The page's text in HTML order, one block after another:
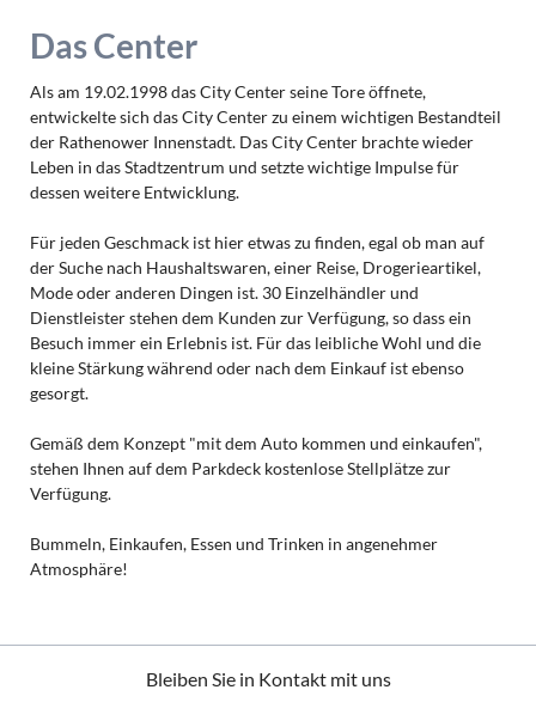
Das Center
Als am 19.02.1998 das City Center seine Tore öffnete,
entwickelte sich das City Center zu einem wichtigen Bestandteil
der Rathenower Innenstadt. Das City Center brachte wieder
Leben in das Stadtzentrum und setzte wichtige Impulse für
dessen weitere Entwicklung.
Für jeden Geschmack ist hier etwas zu finden, egal ob man auf
der Suche nach Haushaltswaren, einer Reise, Drogerieartikel,
Mode oder anderen Dingen ist. 30 Einzelhändler und
Dienstleister stehen dem Kunden zur Verfügung, so dass ein
Besuch immer ein Erlebnis ist. Für das leibliche Wohl und die
kleine Stärkung während oder nach dem Einkauf ist ebenso
gesorgt.
Gemäß dem Konzept "mit dem Auto kommen und einkaufen",
stehen Ihnen auf dem Parkdeck kostenlose Stellplätze zur
Verfügung.
Bummeln, Einkaufen, Essen und Trinken in angenehmer
Atmosphäre!
Bleiben Sie in Kontakt mit uns